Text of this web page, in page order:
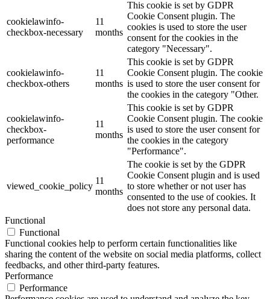
cookielawinfo-
checkbox-necessary
11
months
This cookie is set by GDPR
Cookie Consent plugin. The
cookies is used to store the user
consent for the cookies in the
category "Necessary".
cookielawinfo-
checkbox-others
11
months
This cookie is set by GDPR
Cookie Consent plugin. The cookie
is used to store the user consent for
the cookies in the category "Other.
cookielawinfo-
checkbox-
performance
11
months
This cookie is set by GDPR
Cookie Consent plugin. The cookie
is used to store the user consent for
the cookies in the category
"Performance".
viewed_cookie_policy
11
months
The cookie is set by the GDPR
Cookie Consent plugin and is used
to store whether or not user has
consented to the use of cookies. It
does not store any personal data.
Functional
Functional
Functional cookies help to perform certain functionalities like
sharing the content of the website on social media platforms, collect
feedbacks, and other third-party features.
Performance
Performance